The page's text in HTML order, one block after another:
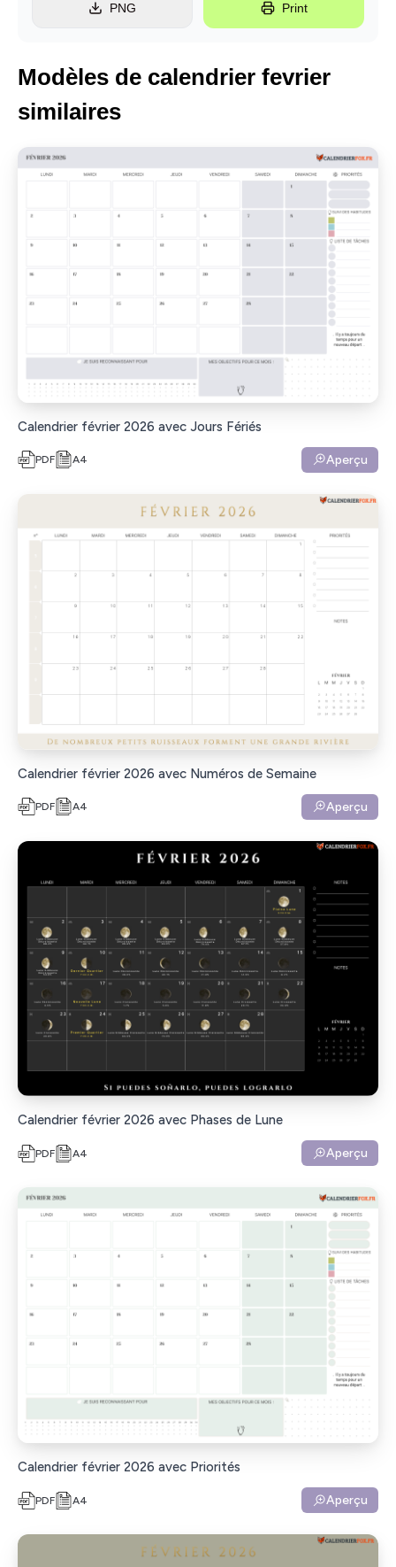
PNG Print
Modèles de calendrier fevrier
similaires
Calendrier février 2026 avec Jours Fériés
PDF A4 Aperçu
Calendrier février 2026 avec Numéros de Semaine
PDF A4 Aperçu
Calendrier février 2026 avec Phases de Lune
PDF A4 Aperçu
Calendrier février 2026 avec Priorités
PDF A4 Aperçu